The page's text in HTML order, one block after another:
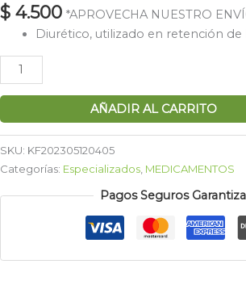
$ 4.500 *APROVECHA NUESTRO
Diurético, utilizado en retención de
AÑADIR AL CARRITO
SKU: KF202305120405
Categorías: Especializados MEDICAMENTOS
Pagos Seguros